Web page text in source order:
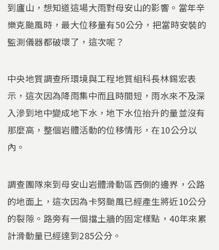
到廬山，想知道這場大雨對母安山的影響。當年辛
樂克颱風時，最大位移量有50公分，把當時安裝的
監測儀器都破壞了，這次呢？
中央地質調查所環境與工程地質組科長林錫宏表
示，這次因為降雨集中而且時間短，雨水來不及深
入滲到地中變成地下水，地下水位抬升的量並沒有
那麼高，整個岩體活動的位移情形，在10公分以
內。
調查團隊來到母安山岩體滑動區西側的邊界，公路
的地面上，這次因為卡努颱風已經產生將近10公分
的裂隙。路旁有一個擋土牆的固定樣點，40年來累
計滑動量已經達到285公分。